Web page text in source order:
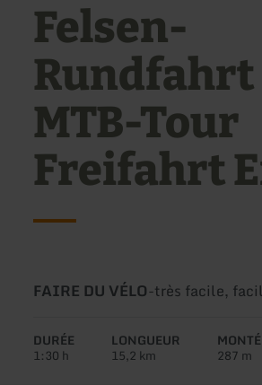
Felsen-
Rundfahrt
MTB-Tour
Freifahrt
Type
circuit:
FAIRE DU VÉLO-Difficulté:
très facile,
DURÉE
1:30 h
LONGUEUR
15,2 km 287 m